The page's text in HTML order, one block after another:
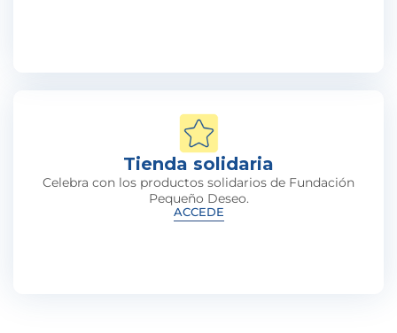
Tienda solidaria
Celebra con los productos solidarios de Fundación
Pequeño Deseo.
ACCEDE